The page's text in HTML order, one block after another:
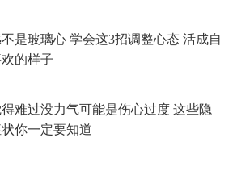
是玻璃心 学会这3招调整心态 活成自
的样子
难过没力气可能是伤心过度 这些隐
你一定要知道